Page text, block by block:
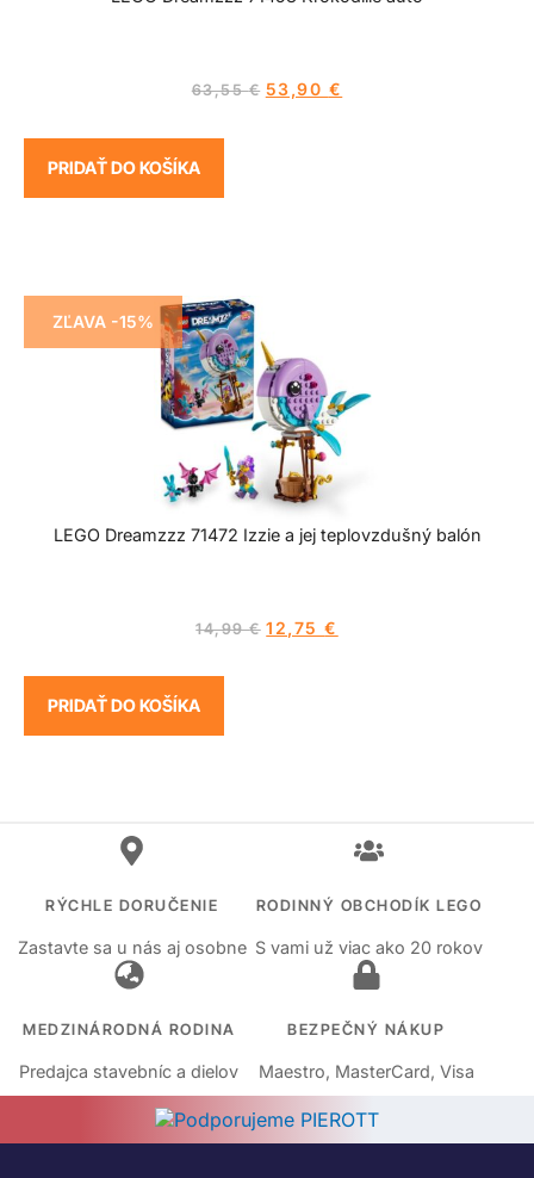
63,55€ 53,90 €
PRIDAŤ DO KOŠÍKA
ZĽAVA -15%
LEGO Dreamzzz 71472 Izzie a jej teplovzdušný balón
14,99€ 12,75€
PRIDAŤ DO KOŠÍKA
RÝCHLE DORUČENIE
Zastavte sa u nás aj osobne
RODINNÝ OBCHODÍK LEGO
S vami už viac ako 20 rokov
MEDZINÁRODNÁ RODINA
Predajca stavebníc a dielov
BEZPEČNÝ NÁKUP
Maestro, MasterCard, Visa